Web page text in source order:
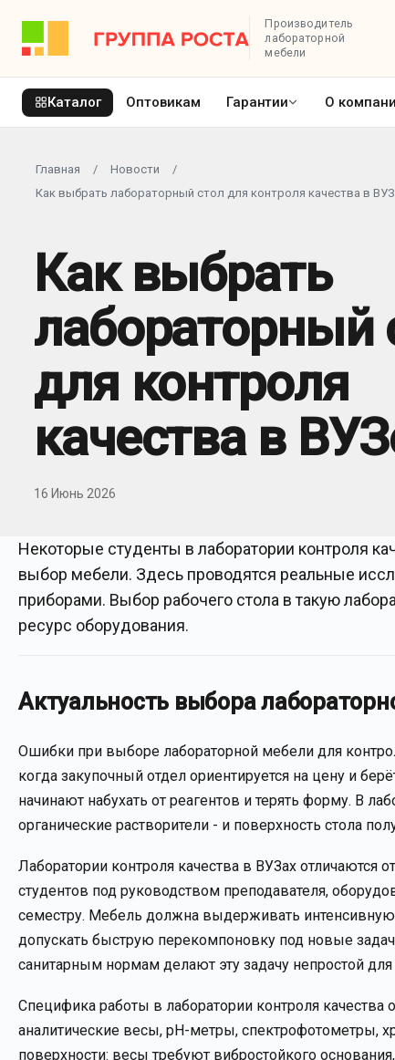
Производитель
лабораторной
мебели
Каталог Оптовикам Гарантии О
Главная / Новости
/
Как выбрать лабораторный стол для контроля качества в
Как выбрать
лабораторный
для контроля
качества в
16 Июнь 2026
Некоторые студенты в лаборатории контроля
выбор мебели. Здесь проводятся реальные
приборами. Выбор рабочего стола в такую
ресурс оборудования.
Актуальность выбора
Ошибки при выборе лабораторной мебели для
когда закупочный отдел ориентируется на цену и
начинают набухать от реагентов и терять форму. В
органические растворители - и поверхность стола
Лаборатории контроля качества в ВУЗах
студентов под руководством преподавателя,
семестру. Мебель должна выдерживать
допускать быструю перекомпоновку под новые
санитарным нормам делают эту задачу непростой
Специфика работы в лаборатории контроля качества
аналитические весы, pH-метры, спектрофотометры,
поверхности: весы требуют вибростойкого